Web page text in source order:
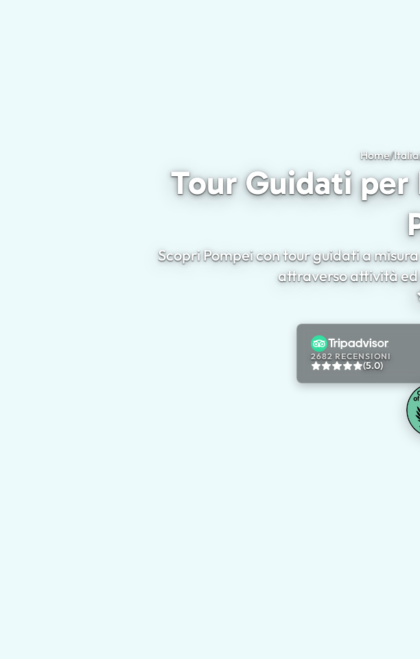
Home/Italia
Tour Guidati per
Scopri Pompei con tour guidati a
attraverso attività
2682 RECENSIONI
(5.0)